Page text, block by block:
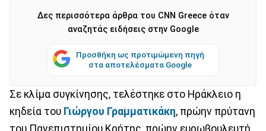
Δες περισσότερα άρθρα του CNN Greece όταν
αναζητάς ειδήσεις στην Google
Προσθήκη ως προτιμώμενη πηγή
στα αποτελέσματα Google
Σε κλίμα συγκίνησης, τελέστηκε στο Ηράκλειο η
κηδεία του Γιώργου Γραμματικάκη, πρώην πρύτανη
του Πανεπιστημίου Κρήτης, πρώην ευρωβουλευτή,